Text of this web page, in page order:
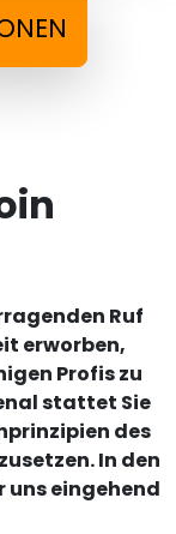
Ruf
erworben,
Profis zu
stattet Sie
des
In den
eingehend